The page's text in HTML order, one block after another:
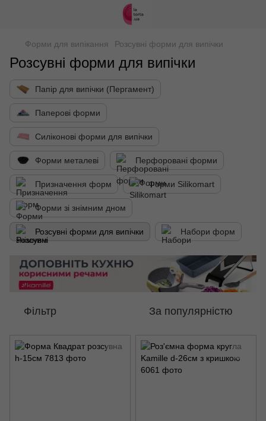
Форми для випікання Розсувні форми для випічки
Розсувні форми для випічки
Папір для випічки (Пергамент)
Паперові форми
Силіконові форми для випічки
Форми металеві Перфоровані форми
Призначення форм Форми Silikomart
Форми зі знімним дном
Розсувні форми для випічки Набори форм
Фільтр За популярністю